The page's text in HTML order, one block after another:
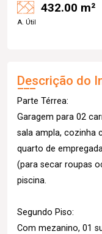
432.00 m²
A. Útil
Descrição do
Parte Térrea:
Garagem para 02
sala ampla, cozinha
quarto de
(para secar roupas
piscina.
Segundo Piso:
Com mezanino, 01